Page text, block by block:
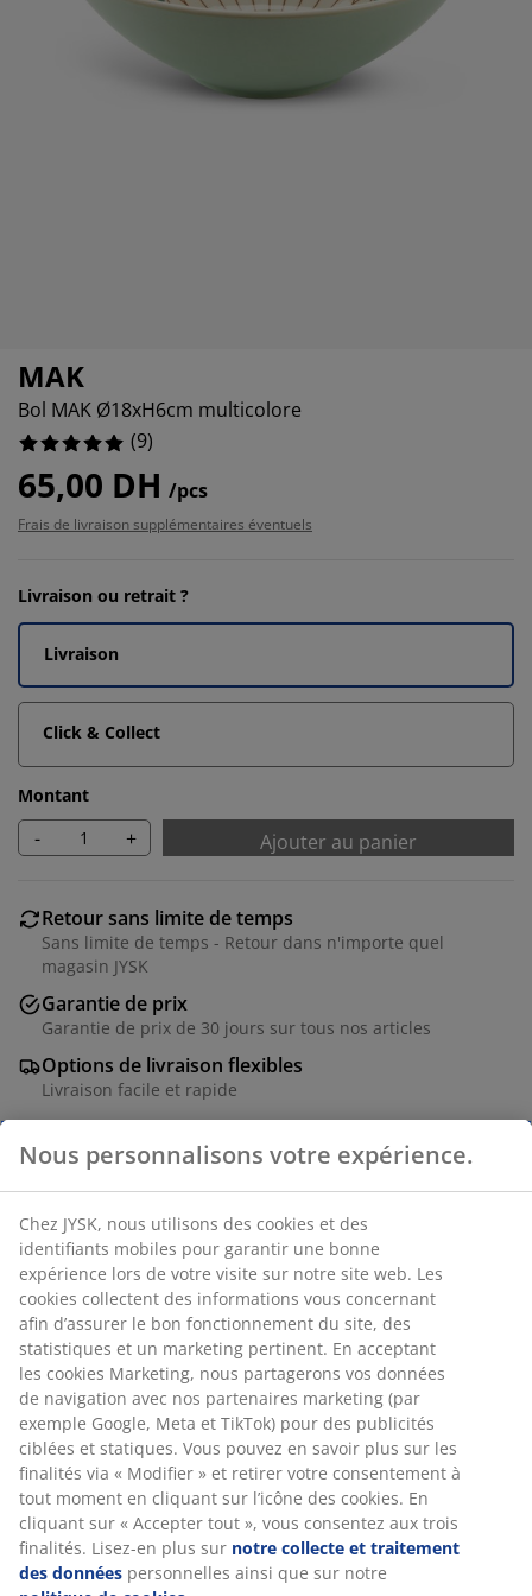
avec rangement
entretien meubles
d'extérieur
MAK
Bol MAK Ø18xH6cm multicolore
(9)
65,00 DH /pcs
Frais de livraison supplémentaires éventuels
Livraison ou retrait ?
Livraison
Click & Collect
Montant
- + Ajouter au panier
Retour sans limite de temps
Sans limite de temps - Retour dans n'importe quel
magasin JYSK
Garantie de prix
Garantie de prix de 30 jours sur tous nos articles
Options de livraison flexibles
Livraison facile et rapide
Bol en grès avec un motif exotique aux couleurs
chaudes comme le beige et le turquoise. Ce bol a une
taille pratique, idéale pour les sauces, les raisins ou les
collations. Résistant au lave-vaisselle. Ø18 x H6 cm
RÉFÉRENCE: 4912507
Caractéristiques
Notes
( 9)
Nous personnalisons votre expérience.
Chez JYSK, nous utilisons des cookies et des
identifiants mobiles pour garantir une bonne
expérience lors de votre visite sur notre site web. Les
cookies collectent des informations vous concernant
afin d’assurer le bon fonctionnement du site, des
statistiques et un marketing pertinent. En acceptant
les cookies Marketing, nous partagerons vos données
de navigation avec nos partenaires marketing (par
exemple Google, Meta et TikTok) pour des publicités
ciblées et statiques. Vous pouvez en savoir plus sur les
finalités via « Modifier » et retirer votre consentement à
tout moment en cliquant sur l’icône des cookies. En
cliquant sur « Accepter tout », vous consentez aux trois
finalités. Lisez-en plus sur notre collecte et traitement
des données personnelles ainsi que sur notre